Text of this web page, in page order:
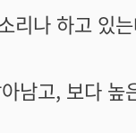
리나 하고 있
남고, 보다 높